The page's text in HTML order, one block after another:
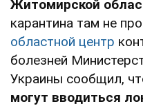
Житомирской
карантина там не
областной центр
болезней
Украины сообщил,
могут вводиться